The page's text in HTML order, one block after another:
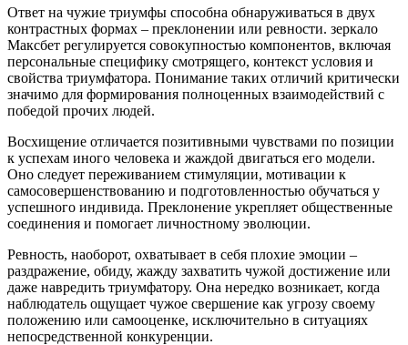
Ответ на чужие триумфы способна обнаруживаться в двух
контрастных формах – преклонении или ревности. зеркало
Максбет регулируется совокупностью компонентов, включая
персональные специфику смотрящего, контекст условия и
свойства триумфатора. Понимание таких отличий критически
значимо для формирования полноценных взаимодействий с
победой прочих людей.
Восхищение отличается позитивными чувствами по позиции
к успехам иного человека и жаждой двигаться его модели.
Оно следует переживанием стимуляции, мотивации к
самосовершенствованию и подготовленностью обучаться у
успешного индивида. Преклонение укрепляет общественные
соединения и помогает личностному эволюции.
Ревность, наоборот, охватывает в себя плохие эмоции –
раздражение, обиду, жажду захватить чужой достижение или
даже навредить триумфатору. Она нередко возникает, когда
наблюдатель ощущает чужое свершение как угрозу своему
положению или самооценке, исключительно в ситуациях
непосредственной конкуренции.